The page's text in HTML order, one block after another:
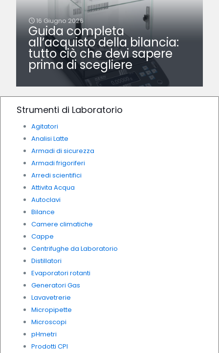
16 Giugno 2026
Guida completa
all’acquisto della bilancia:
tutto ciò che devi sapere
prima di scegliere
Strumenti di Laboratorio
Agitatori
Analisi Latte
Armadi di sicurezza
Armadi frigoriferi
Arredi scientifici
Attivita Acqua
Autoclavi
Bilance
Camere climatiche
Cappe
Centrifughe da Laboratorio
Distillatori
Evaporatori rotanti
Generatori Gas
Lavavetrerie
Micropipette
Microscopi
pHmetri
Prodotti CPI